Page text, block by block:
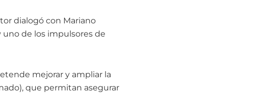
dialogó con Mariano
uno de los impulsores de
mejorar y ampliar la
que permitan asegurar